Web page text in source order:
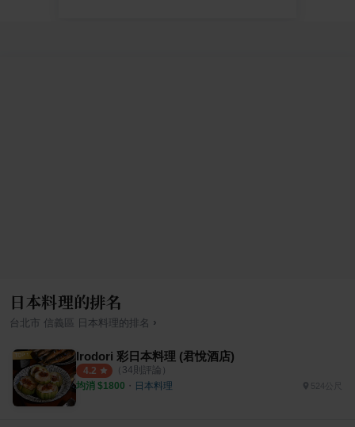
日本料理的排名
台北市 信義區 日本料理 的排名 ›
Irodori 彩日本料理 (君悅酒店)
4.2 （ 34則評論）
均消 $1800 ・ 日本料理 524公尺